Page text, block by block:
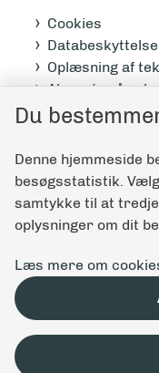
Cookies
Databeskyttelse
Oplæsning af
Abonnér på
Giv
Du
Denne hjemmeside
besøgsstatistik.
samtykke til at
oplysninger om dit
Læs mere om